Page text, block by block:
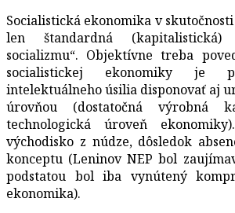
Socialistická ekonomika v
len štandardná (kapitalistická)
socializmu“. Objektívne treba
socialistickej ekonomiky je
intelektuálneho úsilia disponovať aj
úrovňou (dostatočná výrobná
technologická úroveň
východisko z núdze, dôsledok
konceptu (Leninov NEP bol
podstatou bol iba vynútený
ekonomika).